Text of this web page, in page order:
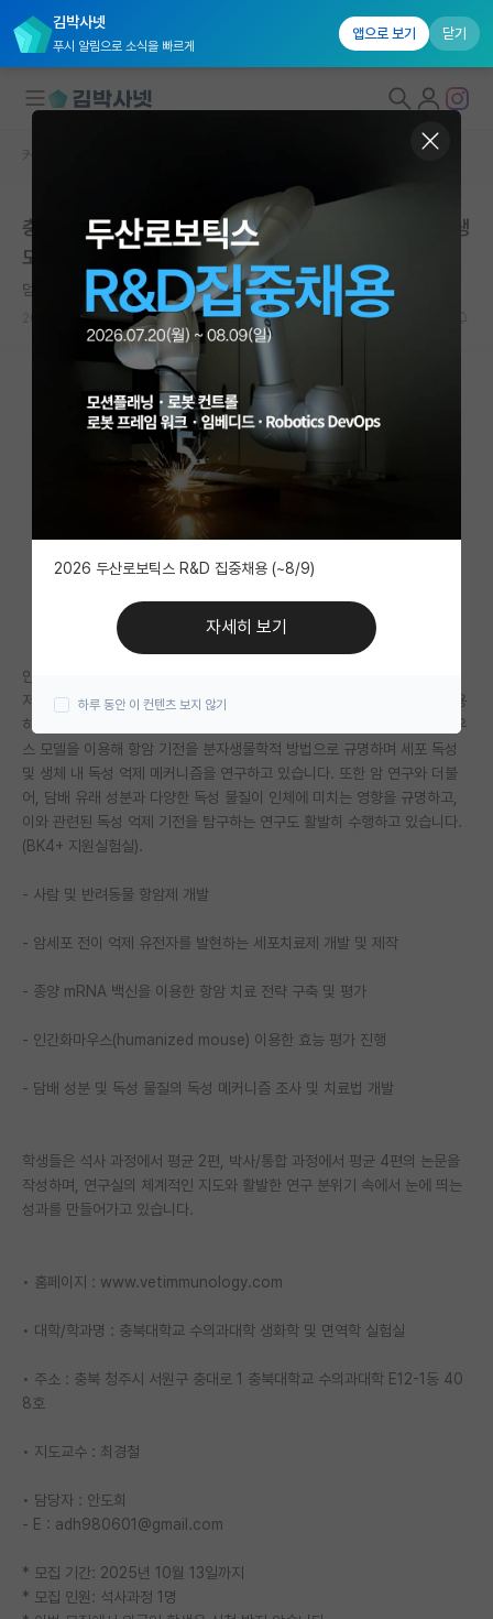
김박사넷
푸시 알림으로 소식을 빠르게
앱으로 보기 닫기
국내대학원 정보
연구실&오픈랩
커뮤니티
커뮤니티 홈
전체글보기
베스트 게시판
IF 명예의전당
자유 게시판(아무개랩)
미국 유학 게시판
미국 대학원 합격 후기 게시판
대학원 합격 후기 게시판
연구실(PI) 홍보 게시판
석박사 채용 정보 게시판
임용 정보 게시판
학부 인턴 게시판
취업 게시판
반도체/AI 게시판
장학금/장학생 게시판
홍보 게시판
커리어
유학교육
반도체 아카데미
재팬라운지 🌸
커뮤니티 홈
충북대학교 수의과대학 생화학 및 면역학 실험실 대학원생
모집
덤덤한 프랜시스 크릭
2025.10.15 0 1897
안녕하세요 ^-^.
저희 연구실은 다양한 유전자 조작 줄기세포, 면역세포 및 항암 약물을 활용
하여 원발성 및 전이성 암세포에 대한 적중형 기술을 개발하고, 인간화 마우
스 모델을 이용해 항암 기전을 분자생물학적 방법으로 규명하며 세포 독성
및 생체 내 독성 억제 메커니즘을 연구하고 있습니다. 또한 암 연구와 더불
어, 담배 유래 성분과 다양한 독성 물질이 인체에 미치는 영향을 규명하고,
이와 관련된 독성 억제 기전을 탐구하는 연구도 활발히 수행하고 있습니다.
(BK4+ 지원실험실).
- 사람 및 반려동물 항암제 개발
- 암세포 전이 억제 유전자를 발현하는 세포치료제 개발 및 제작
- 종양 mRNA 백신을 이용한 항암 치료 전략 구축 및 평가
- 인간화마우스(humanized mouse) 이용한 효능 평가 진행
- 담배 성분 및 독성 물질의 독성 메커니즘 조사 및 치료법 개발
학생들은 석사 과정에서 평균 2편, 박사/통합 과정에서 평균 4편의 논문을
작성하며, 연구실의 체계적인 지도와 활발한 연구 분위기 속에서 눈에 띄는
성과를 만들어가고 있습니다.
• 홈페이지 : www.vetimmunology.com
• 대학/학과명 : 충북대학교 수의과대학 생화학 및 면역학 실험실
• 주소 : 충북 청주시 서원구 충대로 1 충북대학교 수의과대학 E12-1동 40
8호
• 지도교수 : 최경철
• 담당자 : 안도희
- E : adh980601@gmail.com
* 모집 기간: 2025년 10월 13일까지
* 모집 인원: 석사과정 1명
2026 두산로보틱스 R&D 집중채용 (~8/9)
자세히 보기
하루 동안 이 컨텐츠 보지 않기